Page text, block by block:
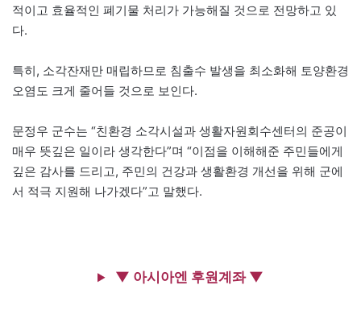
적이고 효율적인 폐기물 처리가 가능해질 것으로 전망하고 있
다.
특히, 소각잔재만 매립하므로 침출수 발생을 최소화해 토양환경
오염도 크게 줄어들 것으로 보인다.
문정우 군수는 “친환경 소각시설과 생활자원회수센터의 준공이
매우 뜻깊은 일이라 생각한다”며 “이점을 이해해준 주민들에게
깊은 감사를 드리고, 주민의 건강과 생활환경 개선을 위해 군에
서 적극 지원해 나가겠다”고 말했다.
▼ 아시아엔 후원계좌 ▼